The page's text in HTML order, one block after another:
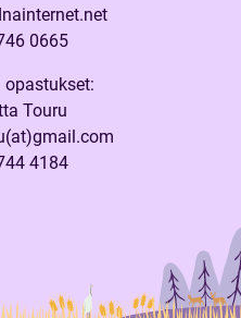
0665
Touru
4184